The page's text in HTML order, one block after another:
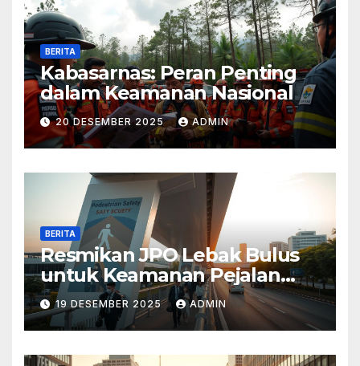
BERITA
Kabasarnas: Peran Penting
dalam Keamanan Nasional
20 DESEMBER 2025 ADMIN
BERITA
Resmikan JPO Lebak Bulus
untuk Keamanan Pejalan
Kaki
19 DESEMBER 2025 ADMIN